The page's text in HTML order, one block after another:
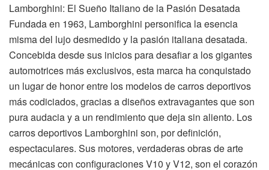
Lamborghini: El Sueño Italiano de la Pasión Desatada
Fundada en 1963, Lamborghini personifica la esencia
misma del lujo desmedido y la pasión italiana desatada.
Concebida desde sus inicios para desafiar a los gigantes
automotrices más exclusivos, esta marca ha conquistado
un lugar de honor entre los modelos de carros deportivos
más codiciados, gracias a diseños extravagantes que son
pura audacia y a un rendimiento que deja sin aliento. Los
carros deportivos Lamborghini son, por definición,
espectaculares. Sus motores, verdaderas obras de arte
mecánicas con configuraciones V10 y V12, son el corazón